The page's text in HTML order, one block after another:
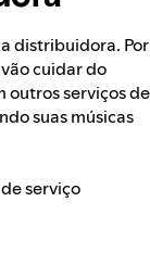
distribuidora. Por
cuidar do
outros serviços de
suas músicas
serviço